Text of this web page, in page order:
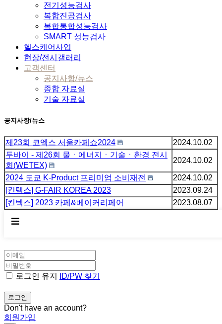
전기성능검사
복합진공검사
복합통합성능검사
SMART 성능검사
헬스케어사업
현장/전시갤러리
고객센터
공지사항/뉴스
종합 자료실
기술 자료실
공지사항/뉴스
제23회 코엑스 서울카페쇼2024
2024.10.02
두바이 - 제26회 물ㆍ에너지ㆍ기술ㆍ환경 전시
회(WETEX)
2024.10.02
2024 도쿄 K-Product 프리미엄 소비재전
2024.10.02
[킨텍스] G-FAIR KOREA 2023
2023.09.24
[킨텍스] 2023 카페&베이커리페어
2023.08.07
로그인 유지 ID/PW 찾기
Don't have an account?
회원가입